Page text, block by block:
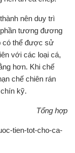
nên duy trì
tương đương
có thể được sử
với các loại cá,
hơn. Khi chế
chế chiên rán
kỹ.
Tổng hợp
tien-tot-cho-ca-